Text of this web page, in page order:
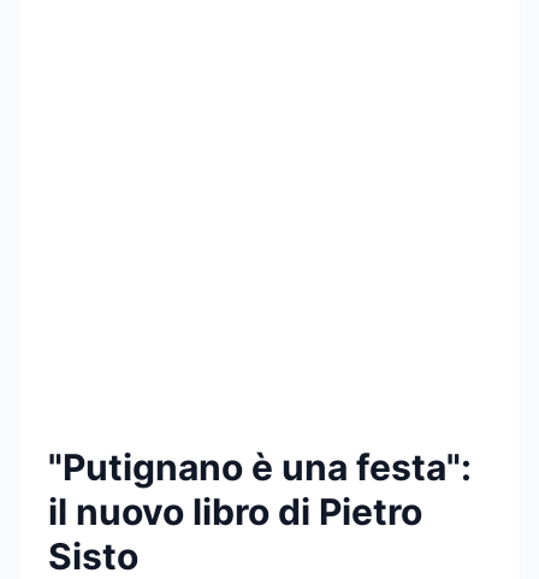
"Putignano è una festa":
il nuovo libro di Pietro
Sisto